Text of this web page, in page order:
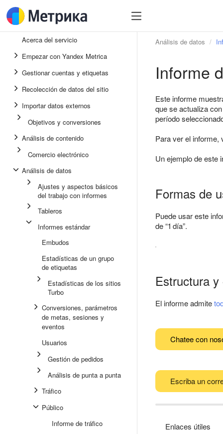
Acerca del servicio
Empezar con Yandex Metrica
Gestionar cuentas y etiquetas
Recolección de datos del sitio
Importar datos externos
Objetivos y conversiones
Análisis de contenido
Comercio electrónico
Análisis de datos
Ajustes y aspectos básicos
del trabajo con informes
Tableros
Informes estándar
Embudos
Estadísticas de un grupo
de etiquetas
Estadísticas de los sitios
Turbo
Conversiones, parámetros
de metas, sesiones y
eventos
Usuarios
Gestión de pedidos
Análisis de punta a punta
Tráfico
Público
Informe de tráfico
Análisis de datos
Informe
Este informe
que se actualiza
período
Para ver el
Un ejemplo de este
Formas de
Puede usar este
de “1 día”.
Estructura
El informe admite
Chatee con
Escriba un
Enlaces útiles